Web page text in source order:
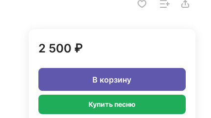
2 500 ₽
В корзину
Купить песню